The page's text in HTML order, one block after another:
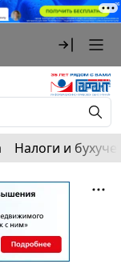
Налоги и